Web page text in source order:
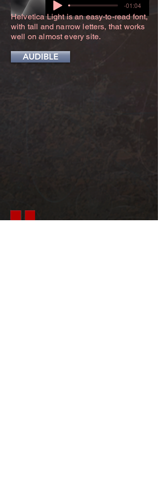
-01:04
Helvetica Light is an easy-to-read font,
with tall and narrow letters, that works
well on almost every site.
AUDIBLE